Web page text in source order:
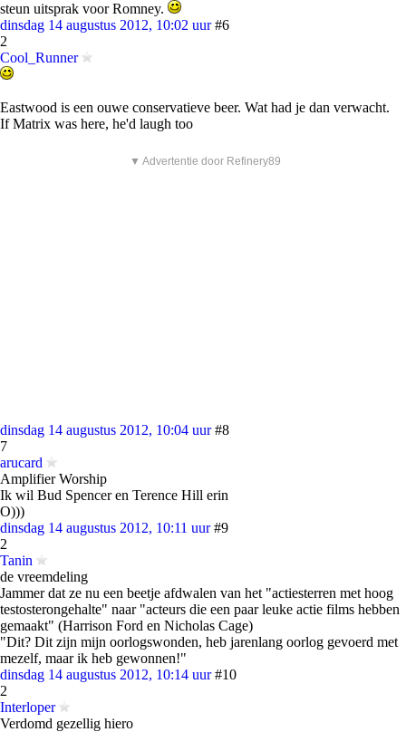
steun uitsprak voor Romney.
dinsdag 14 augustus 2012, 10:02 uur #6
2
Cool_Runner
Eastwood is een ouwe conservatieve beer. Wat had je dan verwacht.
If Matrix was here, he'd laugh too
▼ Advertentie door Refinery89
dinsdag 14 augustus 2012, 10:04 uur #8
7
arucard
Amplifier Worship
Ik wil Bud Spencer en Terence Hill erin
O)))
dinsdag 14 augustus 2012, 10:11 uur #9
2
Tanin
de vreemdeling
Jammer dat ze nu een beetje afdwalen van het "actiesterren met hoog
testosterongehalte" naar "acteurs die een paar leuke actie films hebben
gemaakt" (Harrison Ford en Nicholas Cage)
"Dit? Dit zijn mijn oorlogswonden, heb jarenlang oorlog gevoerd met
mezelf, maar ik heb gewonnen!"
dinsdag 14 augustus 2012, 10:14 uur #10
2
Interloper
Verdomd gezellig hiero